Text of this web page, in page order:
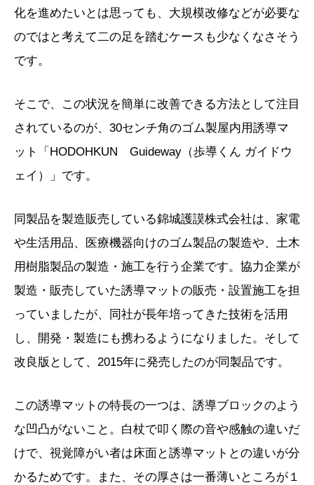
化を進めたいとは思っても、大規模改修などが必要な
のではと考えて二の足を踏むケースも少なくなさそう
です。
そこで、この状況を簡単に改善できる方法として注目
されているのが、30センチ角のゴム製屋内用誘導マ
ット「HODOHKUN Guideway（歩導くん ガイドウ
ェイ）」です。
同製品を製造販売している錦城護謨株式会社は、家電
や生活用品、医療機器向けのゴム製品の製造や、土木
用樹脂製品の製造・施工を行う企業です。協力企業が
製造・販売していた誘導マットの販売・設置施工を担
っていましたが、同社が長年培ってきた技術を活用
し、開発・製造にも携わるようになりました。そして
改良版として、2015年に発売したのが同製品です。
この誘導マットの特長の一つは、誘導ブロックのよう
な凹凸がないこと。白杖で叩く際の音や感触の違いだ
けで、視覚障がい者は床面と誘導マットとの違いが分
かるためです。また、その厚さは一番薄いところが１